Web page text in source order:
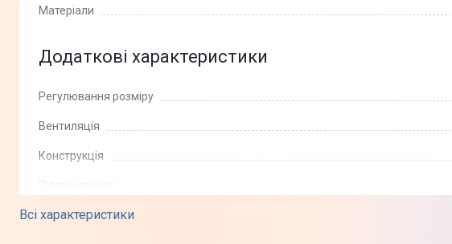
Всі характеристики
Матеріали
Додаткові характеристики
Регулювання розміру
Вентиляція
Конструкція
Bluetooth